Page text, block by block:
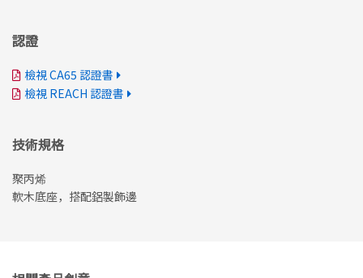
認證
檢視 CA65 認證書
檢視 REACH 認證書
技術規格
聚丙烯
軟木底座，搭配鋁製飾邊